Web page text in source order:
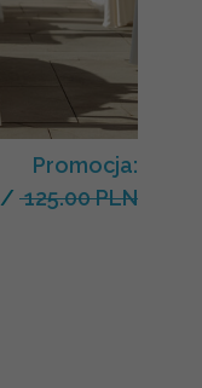
Promocja:
/ 125.00 PLN